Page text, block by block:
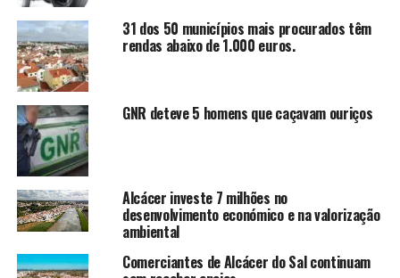
31 dos 50 municípios mais procurados têm
rendas abaixo de 1.000 euros.
GNR deteve 5 homens que caçavam ouriços
Alcácer investe 7 milhões no
desenvolvimento económico e na valorização
ambiental
Comerciantes de Alcácer do Sal continuam